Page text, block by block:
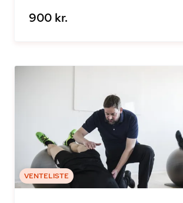
900 kr.
VENTELISTE